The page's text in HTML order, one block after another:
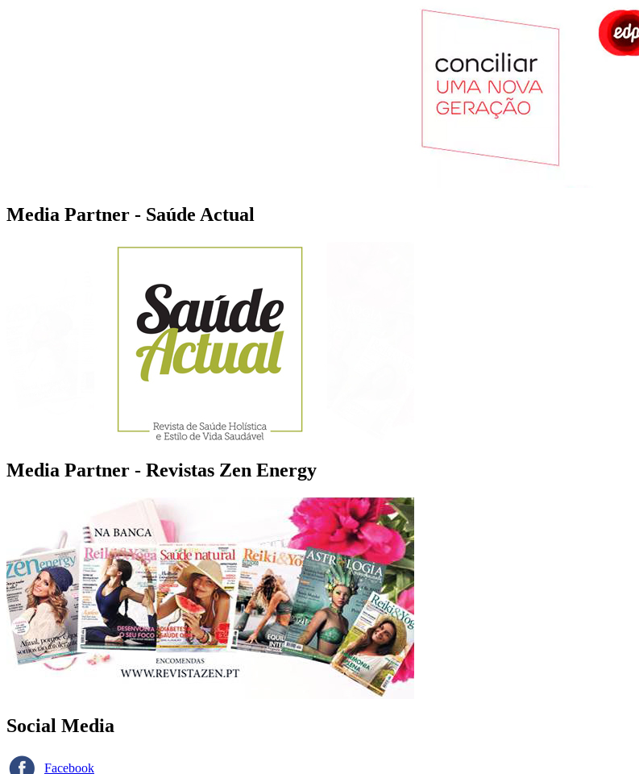
Media Partner - Saúde Actual
Media Partner - Revistas Zen Energy
Social Media
Facebook